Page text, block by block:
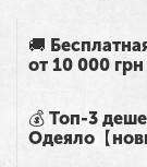
🚚
от 10 000
💰 Топ-3
Одеяло【